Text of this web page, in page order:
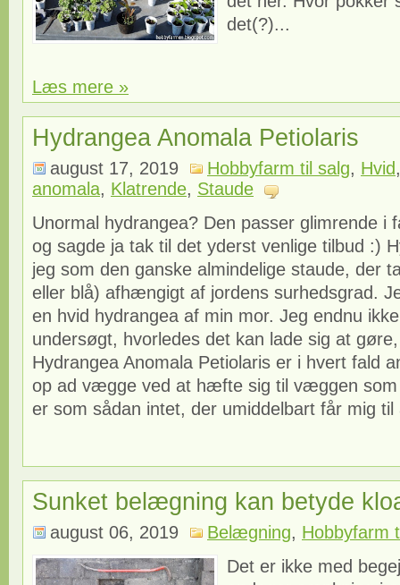
det(?)...
Læs mere »
Hydrangea Anomala Petiolaris
august 17, 2019 Hobbyfarm til salg, Hvid
anomala, Klatrende, Staude
Unormal hydrangea? Den passer glimrende i
og sagde ja tak til det yderst venlige tilbud :)
jeg som den ganske almindelige staude, der
eller blå) afhængigt af jordens surhedsgrad.
en hvid hydrangea af min mor. Jeg endnu
undersøgt, hvorledes det kan lade sig at
Hydrangea Anomala Petiolaris er i hvert fald
op ad vægge ved at hæfte sig til væggen som
er som sådan intet, der umiddelbart får mig
Sunket belægning kan betyde
august 06, 2019 Belægning, Hobbyfarm
Det er ikke med